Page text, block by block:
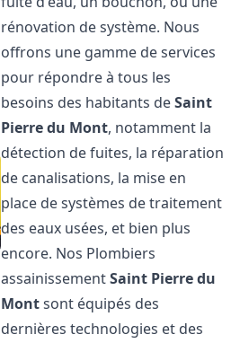
rénovation de système. Nous
offrons une gamme de services
pour répondre à tous les
besoins des habitants deSaint
Pierre du Mont, notamment la
détection de fuites, la réparation
de canalisations, la mise en
place de systèmes de traitement
des eaux usées, et bien plus
encore. Nos Plombiers
assainissementSaint Pierre du
Montsont équipés des
dernières technologies et des